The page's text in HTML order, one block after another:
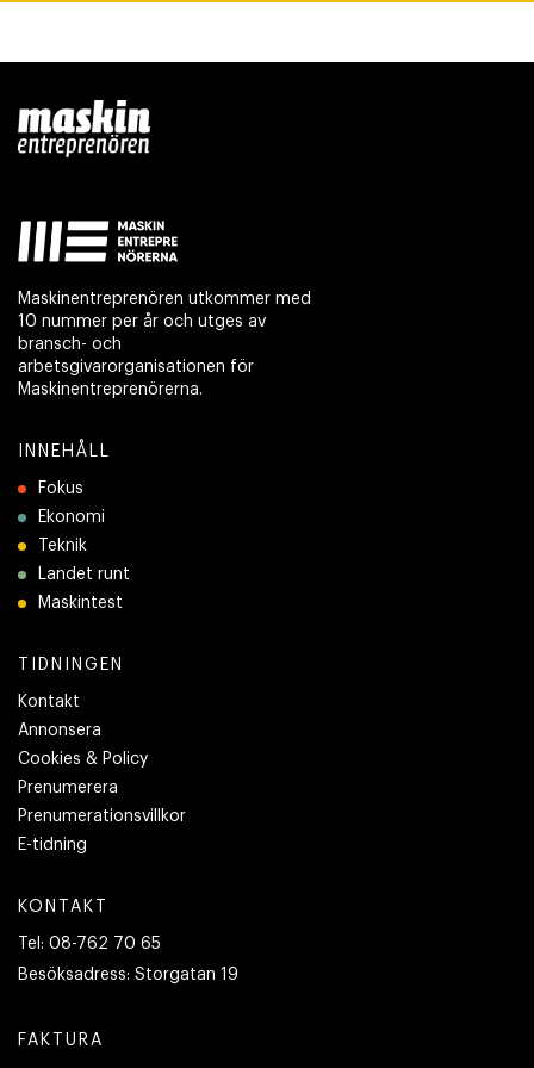
Maskinentreprenören utkommer med
10 nummer per år och utges av
bransch- och
arbetsgivarorganisationen för
Maskinentreprenörerna.
INNEHÅLL
Fokus
Ekonomi
Teknik
Landet runt
Maskintest
TIDNINGEN
Kontakt
Annonsera
Cookies & Policy
Prenumerera
Prenumerationsvillkor
E-tidning
KONTAKT
Tel: 08-762 70 65
Besöksadress: Storgatan 19
FAKTURA